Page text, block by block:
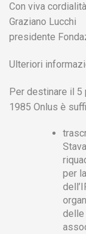
Con viva cordialità
Graziano Lucchi
presidente
Ulteriori
Per destinare il 5
1985 Onlus è
per
delle